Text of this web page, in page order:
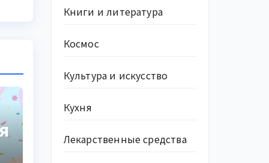
Книги и литература
Космос
Культура и искусство
Кухня
Лекарственные средства